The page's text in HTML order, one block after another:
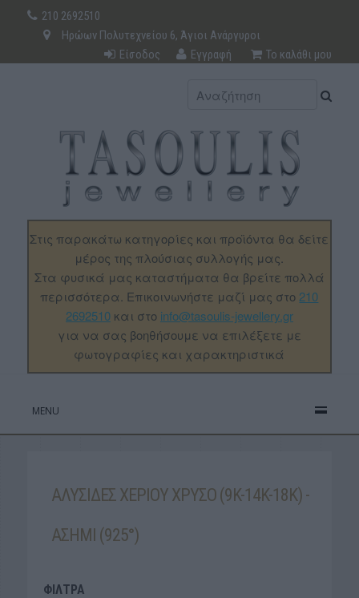
210 2692510
Ηρώων Πολυτεχνείου 6, Άγιοι Ανάργυροι
Είσοδος
Εγγραφή Το καλάθι μου
Στις παρακάτω κατηγορίες και προϊόντα θα δείτε
μέρος της πλούσιας συλλογής μας.
Στα φυσικά μας καταστήματα θα βρείτε πολλά
περισσότερα. Επικοινωνήστε μαζί μας στο 210
2692510και στο info@tasoulis-jewellery.gr
για να σας βοηθήσουμε να επιλέξετε με
φωτογραφίες και χαρακτηριστικά
MENU
ΑΛΥΣΙΔΕΣ ΧΕΡΙΟΥ ΧΡΥΣΟ (9K-14K-18K) -
ΑΣΗΜΙ (925°)
ΦΙΛΤΡΑ